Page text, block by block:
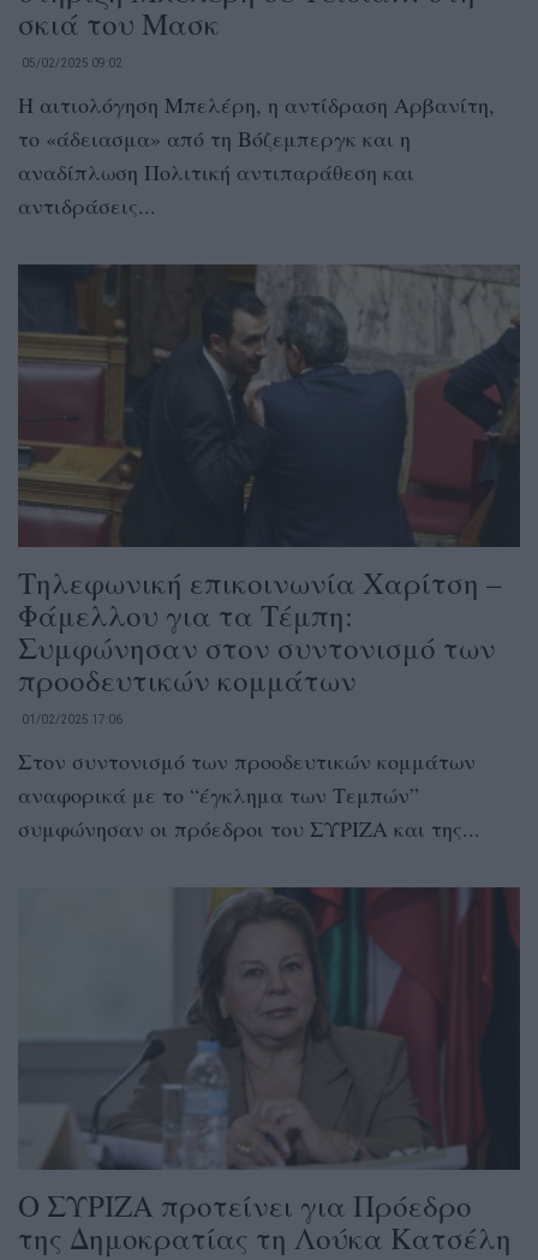
σκιά του Μασκ
05/02/2025 09:02
Η αιτιολόγηση Μπελέρη, η αντίδραση Αρβανίτη,
το «άδειασμα» από τη Βόζεμπεργκ και η
αναδίπλωση Πολιτική αντιπαράθεση και
αντιδράσεις...
Τηλεφωνική επικοινωνία Χαρίτση –
Φάμελλου για τα Τέμπη:
Συμφώνησαν στον συντονισμό των
προοδευτικών κομμάτων
01/02/2025 17:06
Στον συντονισμό των προοδευτικών κομμάτων
αναφορικά με το “έγκλημα των Τεμπών”
συμφώνησαν οι πρόεδροι του ΣΥΡΙΖΑ και της...
Ο ΣΥΡΙΖΑ προτείνει για Πρόεδρο
της Δημοκρατίας τη Λούκα Κατσέλη